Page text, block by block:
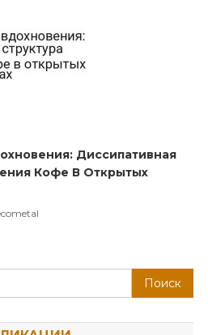
Диссипативная
Кофе В Открытых
Поиск